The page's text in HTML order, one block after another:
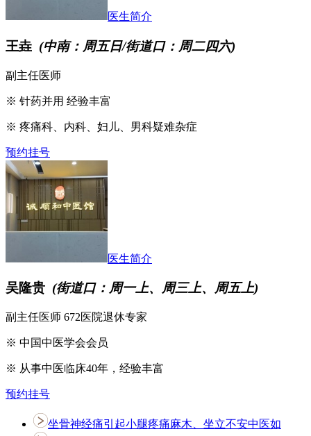
医生简介
王垚 (中南：周五日/街道口：周二四六)
副主任医师
※ 针药并用 经验丰富
※ 疼痛科、内科、妇儿、男科疑难杂症
预约挂号
医生简介
吴隆贵 (街道口：周一上、周三上、周五上)
副主任医师 672医院退休专家
※ 中国中医学会会员
※ 从事中医临床40年，经验丰富
预约挂号
坐骨神经痛引起小腿疼痛麻木、坐立不安中医如